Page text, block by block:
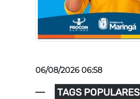
06/08/2026 06:58
TAGS POPULARES